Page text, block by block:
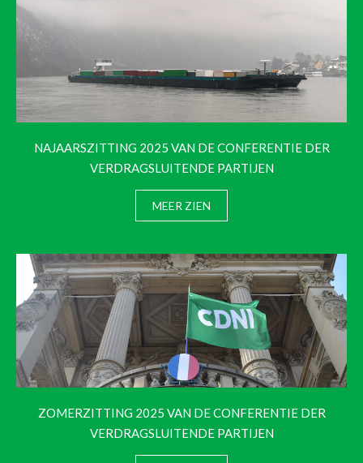
NAJAARSZITTING 2025 VAN DE CONFERENTIE DER
VERDRAGSLUITENDE PARTIJEN
MEER ZIEN
ZOMERZITTING 2025 VAN DE CONFERENTIE DER
VERDRAGSLUITENDE PARTIJEN